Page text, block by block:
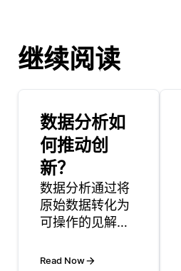
继续阅读
数据分析如
何推动创
新？
数据分析通过将
原始数据转化为
可操作的见解，
这些见解可以为
Read Now